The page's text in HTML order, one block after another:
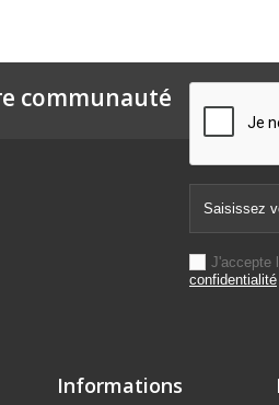
communauté
J'accepte
confidentialité
Informations